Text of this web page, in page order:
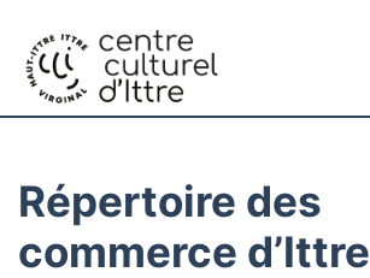
Répertoire des
commerce d’Ittre